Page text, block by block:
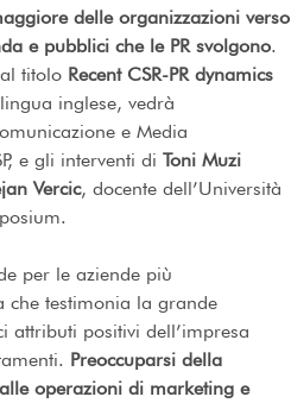
delle organizzazioni verso
e pubblici che le PR svolgono.
titolo Recent CSR-PR dynamics
inglese, vedrà
e Media
e gli interventi di Toni Muzi
Vercic, docente dell’Università
per le aziende più
che testimonia la grande
attributi positivi dell’impresa
Preoccuparsi della
operazioni di marketing e